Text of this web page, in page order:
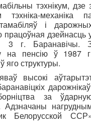
тэхнікум, дзе
механіка
і
дзейнасць
3 г. Баранавічы.
на пенсію ў 1987
яго структуры.
высокі
за
Адзначаны
Белорусской